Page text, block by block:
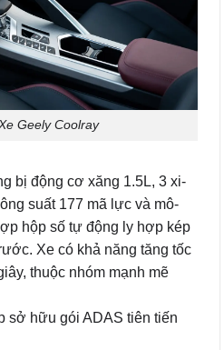
Geely Coolray
bị động cơ xăng 1.5L, 3 xi-
suất 177 mã lực và mô-
hộp số tự động ly hợp kép
Xe có khả năng tăng tốc
thuộc nhóm mạnh mẽ
sở hữu gói ADAS tiên tiến